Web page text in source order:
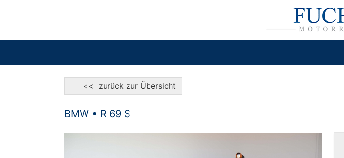
<< zurück zur Übersicht
BMW • R 69 S